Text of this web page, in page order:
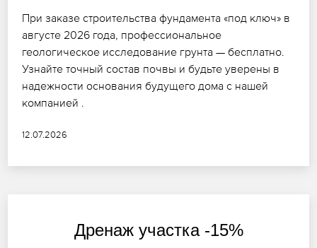
При заказе строительства фундамента «под ключ» в
августе 2026 года, профессиональное
геологическое исследование грунта — бесплатно.
Узнайте точный состав почвы и будьте уверены в
надежности основания будущего дома с нашей
компанией .
12.07.2026
Дренаж участка -15%